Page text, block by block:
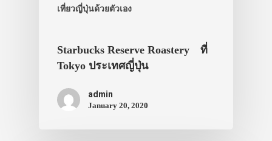
เที่ยวญี่ปุ่นด้วยตัวเอง
Starbucks Reserve Roastery ที่
Tokyo ประเทศญี่ปุ่น
admin
January 20, 2020
รถบัส
ที่พัก